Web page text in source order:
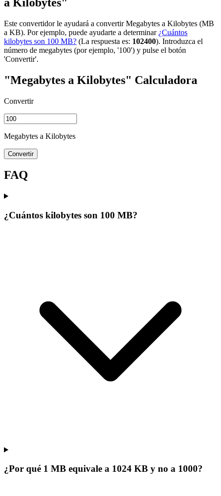
Este convertidor le ayudará a convertir Megabytes a Kilobytes (MB
a KB). Por ejemplo, puede ayudarte a determinar ¿Cuántos
kilobytes son 100 MB? (La respuesta es: 102400). Introduzca el
número de megabytes (por ejemplo, '100') y pulse el botón
'Convertir'.
"Megabytes a Kilobytes" Calculadora
Convertir
Megabytes a Kilobytes
Convertir
FAQ
¿Cuántos kilobytes son 100 MB?
¿Por qué 1 MB equivale a 1024 KB y no a 1000?